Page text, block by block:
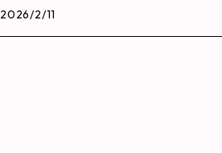
2026/2/11